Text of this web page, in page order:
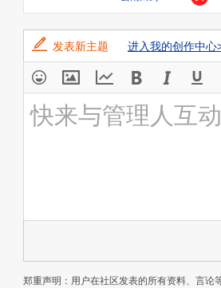
发表新主题 进入我的创作中心
快来与管理人互
郑重声明：用户在社区发表的所有资料、言论